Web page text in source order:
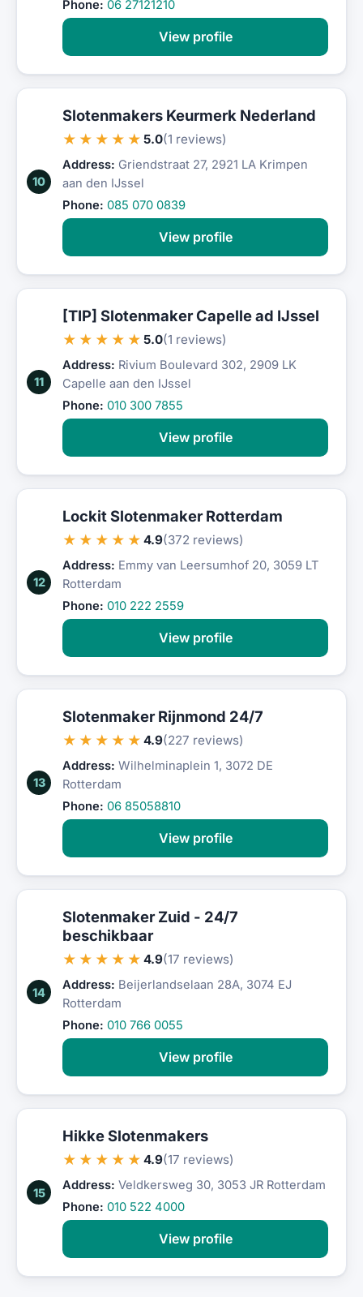
Phone: 06 27121210
View profile
10
Slotenmakers Keurmerk Nederland
★★★★★ 5.0(1 reviews)
Address: Griendstraat 27, 2921 LA Krimpen
aan den IJssel
Phone: 085 070 0839
View profile
11
[TIP] Slotenmaker Capelle ad IJssel
★★★★★ 5.0(1 reviews)
Address: Rivium Boulevard 302, 2909 LK
Capelle aan den IJssel
Phone: 010 300 7855
View profile
12
Lockit Slotenmaker Rotterdam
★★★★★ 4.9(372 reviews)
Address: Emmy van Leersumhof 20, 3059 LT
Rotterdam
Phone: 010 222 2559
View profile
13
Slotenmaker Rijnmond 24/7
★★★★★ 4.9(227 reviews)
Address: Wilhelminaplein 1, 3072 DE
Rotterdam
Phone: 06 85058810
View profile
14
Slotenmaker Zuid - 24/7
beschikbaar
★★★★★ 4.9(17 reviews)
Address: Beijerlandselaan 28A, 3074 EJ
Rotterdam
Phone: 010 766 0055
View profile
15
Hikke Slotenmakers
★★★★★ 4.9(17 reviews)
Address: Veldkersweg 30, 3053 JR Rotterdam
Phone: 010 522 4000
View profile